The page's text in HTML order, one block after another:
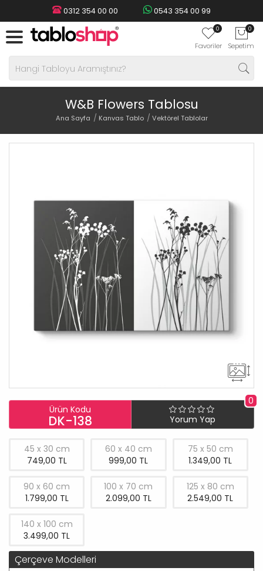
0312 354 00 00 0543 354 00 99
0
Favoriler
0
Sepetim
W&B Flowers Tablosu
Ana Sayfa Kanvas Tablo Vektörel Tablolar
Ürün Kodu
DK-138
0
Yorum Yap
45 x 30 cm
749,00 TL
60 x 40 cm
999,00 TL
75 x 50 cm
1.349,00 TL
90 x 60 cm
1.799,00 TL
100 x 70 cm
2.099,00 TL
125 x 80 cm
2.549,00 TL
140 x 100 cm
3.499,00 TL
Çerçeve Modelleri